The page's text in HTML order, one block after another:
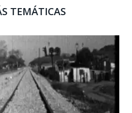
TEMÁTICAS